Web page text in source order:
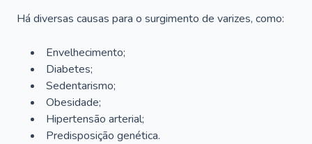
Há diversas causas para o surgimento de varizes, como:
Envelhecimento;
Diabetes;
Sedentarismo;
Obesidade;
Hipertensão arterial;
Predisposição genética.